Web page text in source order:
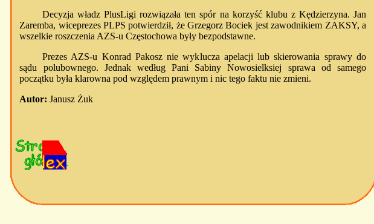
Decyzja władz PlusLigi rozwiązała ten spór na korzyść klubu z Kędzierzyna. Jan
Zaremba, wiceprezes PLPS potwierdził, że Grzegorz Bociek jest zawodnikiem ZAKSY, a
wszelkie roszczenia AZS-u Częstochowa były bezpodstawne.
Prezes AZS-u Konrad Pakosz nie wyklucza apelacji lub skierowania sprawy do
sądu polubownego. Jednak według Pani Sabiny Nowosielksiej sprawa od samego
początku była klarowna pod względem prawnym i nic tego faktu nie zmieni.
Autor:Janusz Żuk